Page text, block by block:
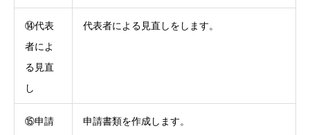
⑭代表
者によ
る見直
し
代表者による見直しをします。
⑮申請
申請書類を作成します。